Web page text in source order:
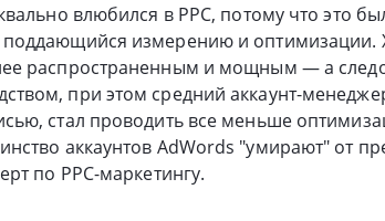
влюбился в PPC, потому что это
измерению и оптимизации.
распространенным и мощным — а
при этом средний аккаунт-
стал проводить все меньше
аккаунтов AdWords "умирают" от
по PPC-маркетингу.